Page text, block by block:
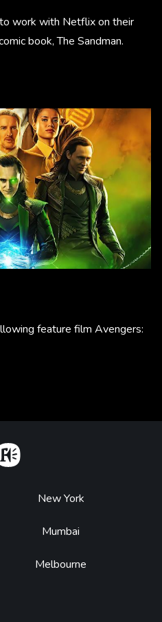
work with Netflix on their
book, The Sandman.
feature film Avengers:
New York
Mumbai
Melbourne